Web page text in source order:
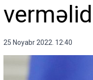
25 Noyabr 2022. 12:40